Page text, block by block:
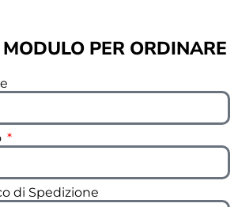
PER ORDINARE
di Spedizione